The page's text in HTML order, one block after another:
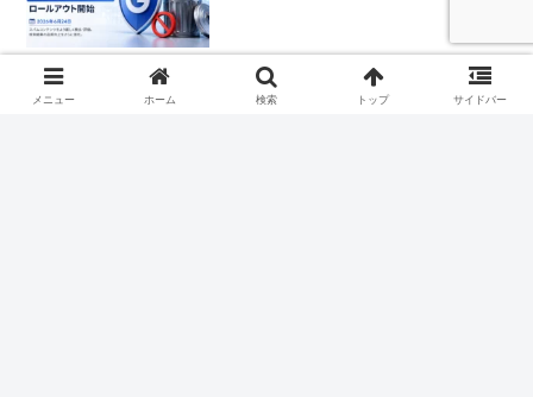
2026.06.25
メニュー ホーム 検索 トップ サイドバー